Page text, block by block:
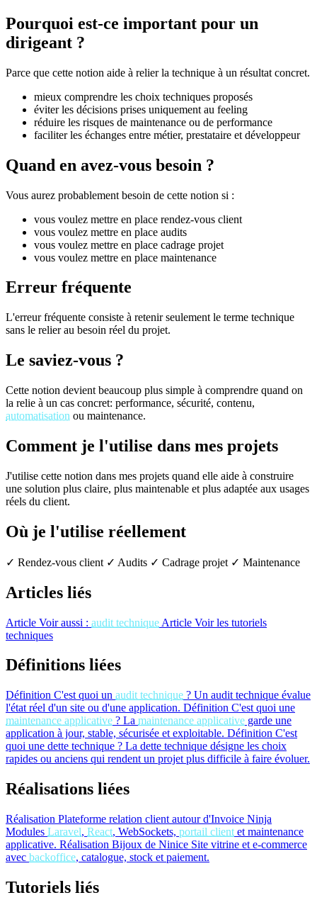
Pourquoi est-ce important pour un
dirigeant ?
Parce que cette notion aide à relier la technique à un résultat concret.
mieux comprendre les choix techniques proposés
éviter les décisions prises uniquement au feeling
réduire les risques de maintenance ou de performance
faciliter les échanges entre métier, prestataire et développeur
Quand en avez-vous besoin ?
Vous aurez probablement besoin de cette notion si :
vous voulez mettre en place rendez-vous client
vous voulez mettre en place audits
vous voulez mettre en place cadrage projet
vous voulez mettre en place maintenance
Erreur fréquente
L'erreur fréquente consiste à retenir seulement le terme technique
sans le relier au besoin réel du projet.
Le saviez-vous ?
Cette notion devient beaucoup plus simple à comprendre quand on
la relie à un cas concret: performance, sécurité, contenu,
automatisation ou maintenance.
Comment je l'utilise dans mes projets
J'utilise cette notion dans mes projets quand elle aide à construire
une solution plus claire, plus maintenable et plus adaptée aux usages
réels du client.
Où je l'utilise réellement
✓ Rendez-vous client ✓ Audits ✓ Cadrage projet ✓ Maintenance
Articles liés
Article Voir aussi : audit technique Article Voir les tutoriels
techniques
Définitions liées
Définition C'est quoi un audit technique ? Un audit technique évalue
l'état réel d'un site ou d'une application. Définition C'est quoi une
maintenance applicative ? La maintenance applicative garde une
application à jour, stable, sécurisée et exploitable. Définition C'est
quoi une dette technique ? La dette technique désigne les choix
rapides ou anciens qui rendent un projet plus difficile à faire évoluer.
Réalisations liées
Réalisation Plateforme relation client autour d'Invoice Ninja
Modules Laravel, React, WebSockets, portail client et maintenance
applicative. Réalisation Bijoux de Ninice Site vitrine et e-commerce
avec backoffice, catalogue, stock et paiement.
Tutoriels liés